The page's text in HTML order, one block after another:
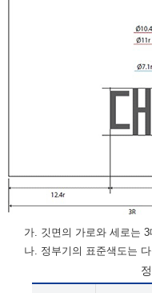
가. 깃면의 가로와 세로는
나. 정부기의 표준색도는